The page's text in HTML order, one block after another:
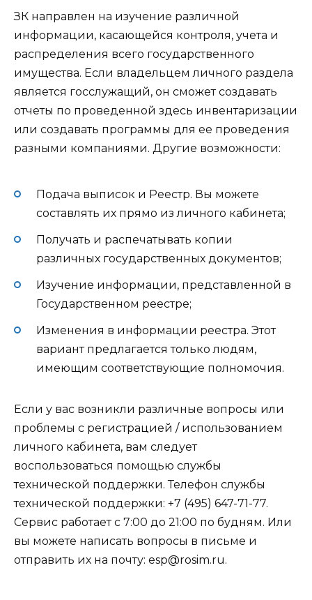
ЗК направлен на изучение различной
информации, касающейся контроля, учета и
распределения всего государственного
имущества. Если владельцем личного раздела
является госслужащий, он сможет создавать
отчеты по проведенной здесь инвентаризации
или создавать программы для ее проведения
разными компаниями. Другие возможности:
Подача выписок и Реестр. Вы можете
составлять их прямо из личного кабинета;
Получать и распечатывать копии
различных государственных документов;
Изучение информации, представленной в
Государственном реестре;
Изменения в информации реестра. Этот
вариант предлагается только людям,
имеющим соответствующие полномочия.
Если у вас возникли различные вопросы или
проблемы с регистрацией / использованием
личного кабинета, вам следует
воспользоваться помощью службы
технической поддержки. Телефон службы
технической поддержки: +7 (495) 647-71-77.
Сервис работает с 7:00 до 21:00 по будням. Или
вы можете написать вопросы в письме и
отправить их на почту: esp@rosim.ru.